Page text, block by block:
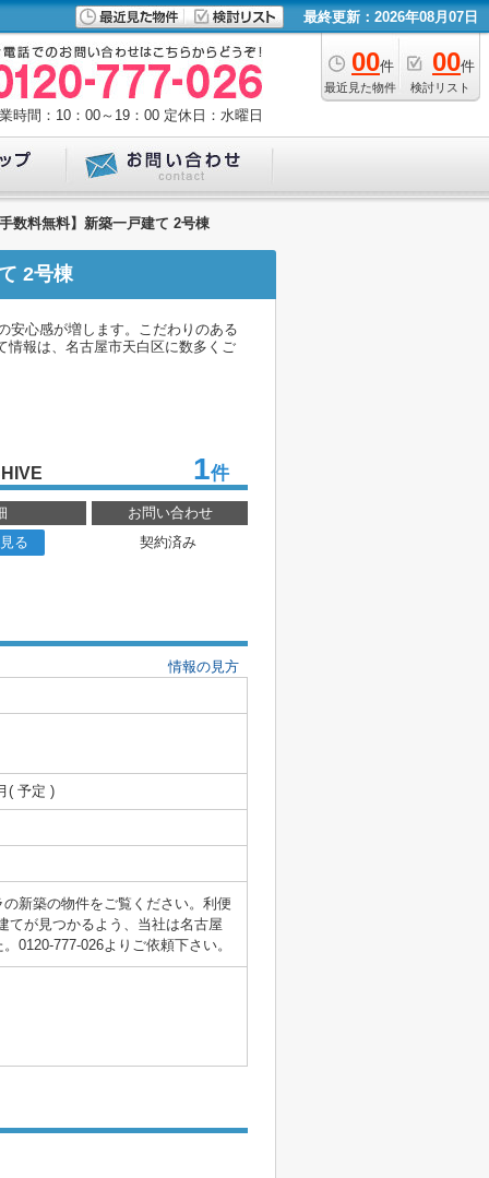
最終更新：2026年08月07日
00件
最近見た物件
00件
検討リスト
時間：10：00～19：00 定休日：水曜日
数料無料】新築一戸建て 2号棟
2号棟
安心感が増します。こだわりのある
情報は、名古屋市天白区に数多くご
1件
お問い合わせ
る
契約済み
情報の見方
( 予定 )
新築の物件をご覧ください。利便
てが見つかるよう、当社は名古屋
0120-777-026よりご依頼下さい。